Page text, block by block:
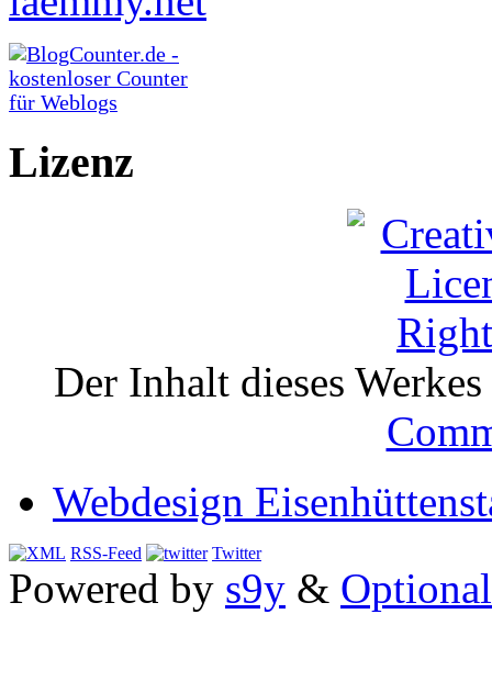
Lizenz
Der Inhalt dieses
Webdesign
RSS-Feed Twitter
Powered by s9y &